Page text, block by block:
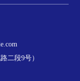
二段9号）